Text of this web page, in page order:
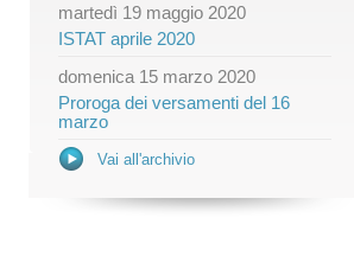
martedì 19 maggio 2020
ISTAT aprile 2020
domenica 15 marzo 2020
Proroga dei versamenti del 16
marzo
Vai all'archivio